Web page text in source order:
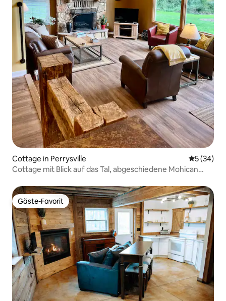
Cottage in Perrysville
5 (34)
Cottage mit Blick auf das Tal, abgeschiedene Mohican
Gäste-Favorit
Gäste-Favorit